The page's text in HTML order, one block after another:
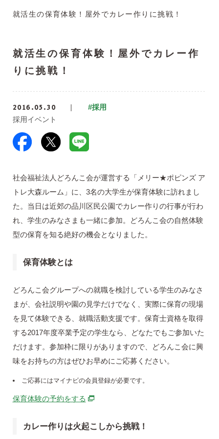
就活生の保育体験！屋外でカレー作りに挑戦！
就活生の保育体験！屋外でカレー作
りに挑戦！
2016.05.30
#採用
採用イベント
社会福祉法人どろんこ会が運営する「メリー★ポピンズ ア
トレ大森ルーム」に、3名の大学生が保育体験に訪れまし
た。当日は近郊の品川区民公園でカレー作りの行事が行わ
れ、学生のみなさまも一緒に参加。どろんこ会の自然体験
型の保育を知る絶好の機会となりました。
保育体験とは
どろんこ会グループへの就職を検討している学生のみなさ
まが、会社説明や園の見学だけでなく、実際に保育の現場
を見て体験できる、就職活動支援です。保育士資格を取得
する2017年度卒業予定の学生なら、どなたでもご参加いた
だけます。参加枠に限りがありますので、どろんこ会に興
味をお持ちの方はぜひお早めにご応募ください。
ご応募にはマイナビの会員登録が必要です。
保育体験の予約をする 別ウィンドウで開きます
カレー作りは火起こしから挑戦！